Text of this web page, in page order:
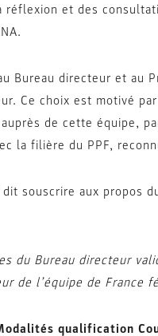
réflexion et des
Bureau directeur et au
Ce choix est motivé
de cette équipe,
la filière du PPF,
dit souscrire aux propos
du Bureau directeur
de l’équipe de France
qualification